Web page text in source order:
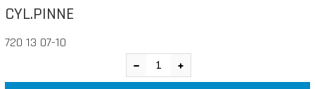
CYL.PINNE
720 13 07-10